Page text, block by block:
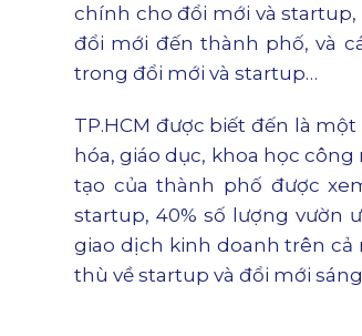
chính cho đổi mới và
đổi mới đến thành phố, và
trong đổi mới và startup…
TP.HCM được biết đến là
hóa, giáo dục, khoa học
tạo của thành phố được
startup, 40% số lượng vườn
giao dịch kinh doanh trên cả
thù về startup và đổi mới